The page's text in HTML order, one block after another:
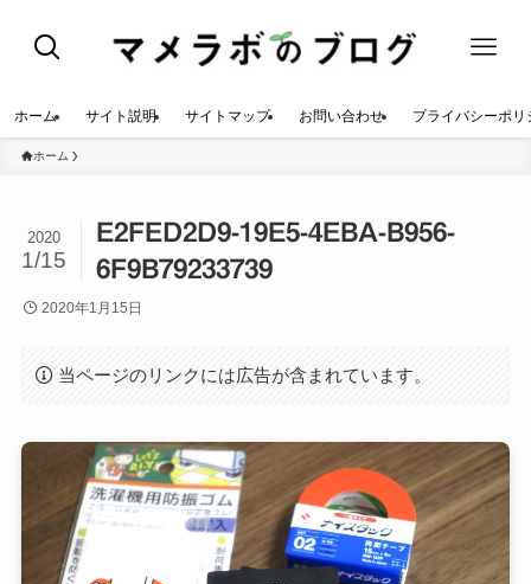
ホーム サイト説明 サイトマップ お問い合わせ プライバシーポリ
ホーム
E2FED2D9-19E5-4EBA-B956-
6F9B79233739
2020
1/15
2020年1月15日
当ページのリンクには広告が含まれています。